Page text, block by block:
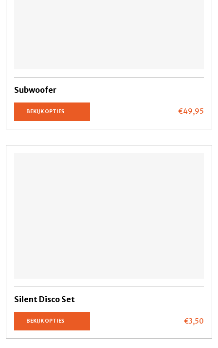
Subwoofer
BEKIJK OPTIES €49,95
Silent Disco Set
BEKIJK OPTIES €3,50